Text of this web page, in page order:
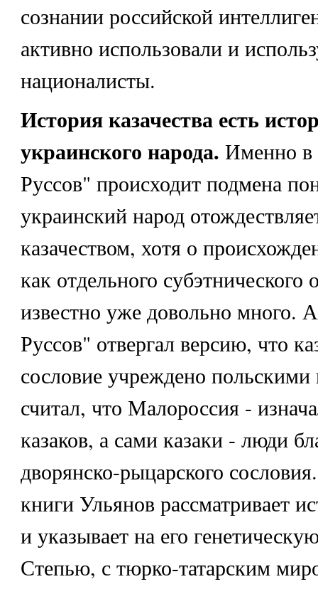
сознании российской
активно использовали и
националисты.
История казачества есть
украинского народа. Именно
Руссов" происходит подмена
украинский народ
казачеством, хотя о
как отдельного субэтнического
известно уже довольно много.
Руссов" отвергал версию, что
сословие учреждено
считал, что Малороссия -
казаков, а сами казаки - люди
дворянско-рыцарского
книги Ульянов рассматривает
и указывает на его
Степью, с тюрко-татарским